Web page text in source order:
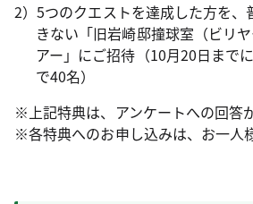
2）5つのクエストを達成した方を、
きない「旧岩崎邸撞球室（ビリ
アー」にご招待（10月20日まで
で40名）
※上記特典は、アンケートへの回答
※各特典へのお申し込みは、お一人